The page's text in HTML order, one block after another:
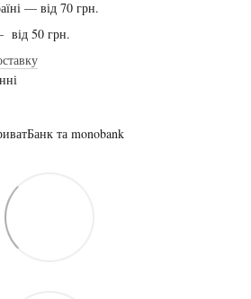
— від 70 грн.
від 50 грн.
та monobank